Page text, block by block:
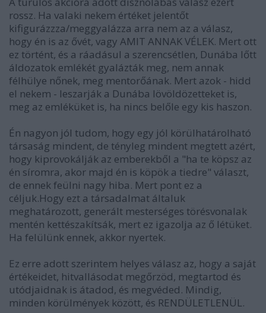
rossz. Ha valaki nekem értéket jelentőt
kifigurázzza/meggyalázza arra nem az a válasz,
hogy én is az ővét, vagy AMIT ANNAK VÉLEK. Mert ott
ez történt, és a ráadásul a szerencsétlen, Dunába lőtt
áldozatok emlékét gyalázták meg, nem annak
félhülye nőnek, meg mentorőának. Mert azok - hidd
el nekem - leszarják a Dunába lövöldözetteket is,
meg az emléküket is, ha nincs belőle egy kis haszon.
Én nagyon jól tudom, hogy egy jól körülhatárolható
társaság mindent, de tényleg mindent megtett azért,
hogy kiprovokálják az emberekből a "ha te köpsz az
én síromra, akor majd én is köpök a tiedre" választ,
de ennek feülni nagy hiba. Mert pont ez a
céljuk.Hogy ezt a társadalmat általuk
meghatározott, generált mesterséges törésvonalak
mentén kettészakítsák, mert ez igazolja az ő létüket.
Ha felülünk ennek, akkor nyertek.
Ez erre adott szerintem helyes válasz az, hogy a saját
értékeidet, hitvallásodat megőrzöd, megtartod és
utódjaidnak is átadod, és megvéded. Mindig,
minden körülmények között, és RENDÜLETLENÜL.